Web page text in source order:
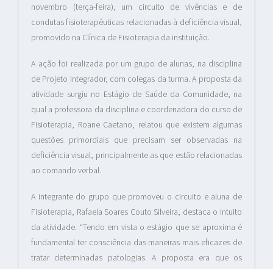
novembro (terça-feira), um circuito de vivências e de
condutas fisioterapêuticas relacionadas à deficiência visual,
promovido na Clínica de Fisioterapia da instituição.
A ação foi realizada por um grupo de alunas, na disciplina
de Projeto Integrador, com colegas da turma. A proposta da
atividade surgiu no Estágio de Saúde da Comunidade, na
qual a professora da disciplina e coordenadora do curso de
Fisioterapia, Roane Caetano, relatou que existem algumas
questões primordiais que precisam ser observadas na
deficiência visual, principalmente as que estão relacionadas
ao comando verbal.
A integrante do grupo que promoveu o circuito e aluna de
Fisioterapia, Rafaela Soares Couto Silveira, destaca o intuito
da atividade. “Tendo em vista o estágio que se aproxima é
fundamental ter consciência das maneiras mais eficazes de
tratar determinadas patologias. A proposta era que os